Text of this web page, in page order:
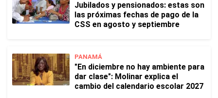
Jubilados y pensionados: estas son
las próximas fechas de pago de la
CSS en agosto y septiembre
PANAMÁ
"En diciembre no hay ambiente para
dar clase": Molinar explica el
cambio del calendario escolar 2027